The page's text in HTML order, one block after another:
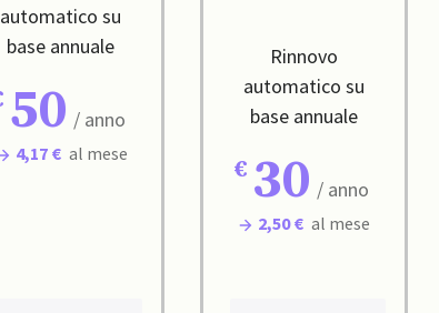
automatico su
base annuale
50 / anno
4,17 € al mese
Rinnovo
automatico su
base annuale
30 / anno
2,50 € al mese